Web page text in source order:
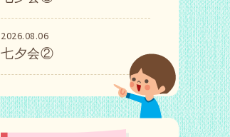
2026.08.06
七夕会②